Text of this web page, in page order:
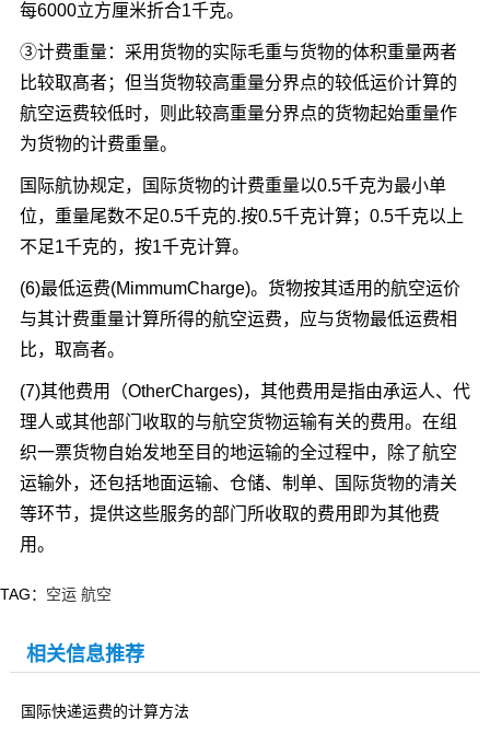
每6000立方厘米折合1千克。
③计费重量：采用货物的实际毛重与货物的体积重量两者
比较取髙者；但当货物较高重量分界点的较低运价计算的
航空运费较低时，则此较高重量分界点的货物起始重量作
为货物的计费重量。
国际航协规定，国际货物的计费重量以0.5千克为最小单
位，重量尾数不足0.5千克的.按0.5千克计算；0.5千克以上
不足1千克的，按1千克计算。
(6)最低运费(MimmumCharge)。货物按其适用的航空运价
与其计费重量计算所得的航空运费，应与货物最低运费相
比，取高者。
(7)其他费用（OtherCharges)，其他费用是指由承运人、代
理人或其他部门收取的与航空货物运输有关的费用。在组
织一票货物自始发地至目的地运输的全过程中，除了航空
运输外，还包括地面运输、仓储、制单、国际货物的清关
等环节，提供这些服务的部门所收取的费用即为其他费
用。
TAG： 空运 航空
相关信息推荐
国际快递运费的计算方法